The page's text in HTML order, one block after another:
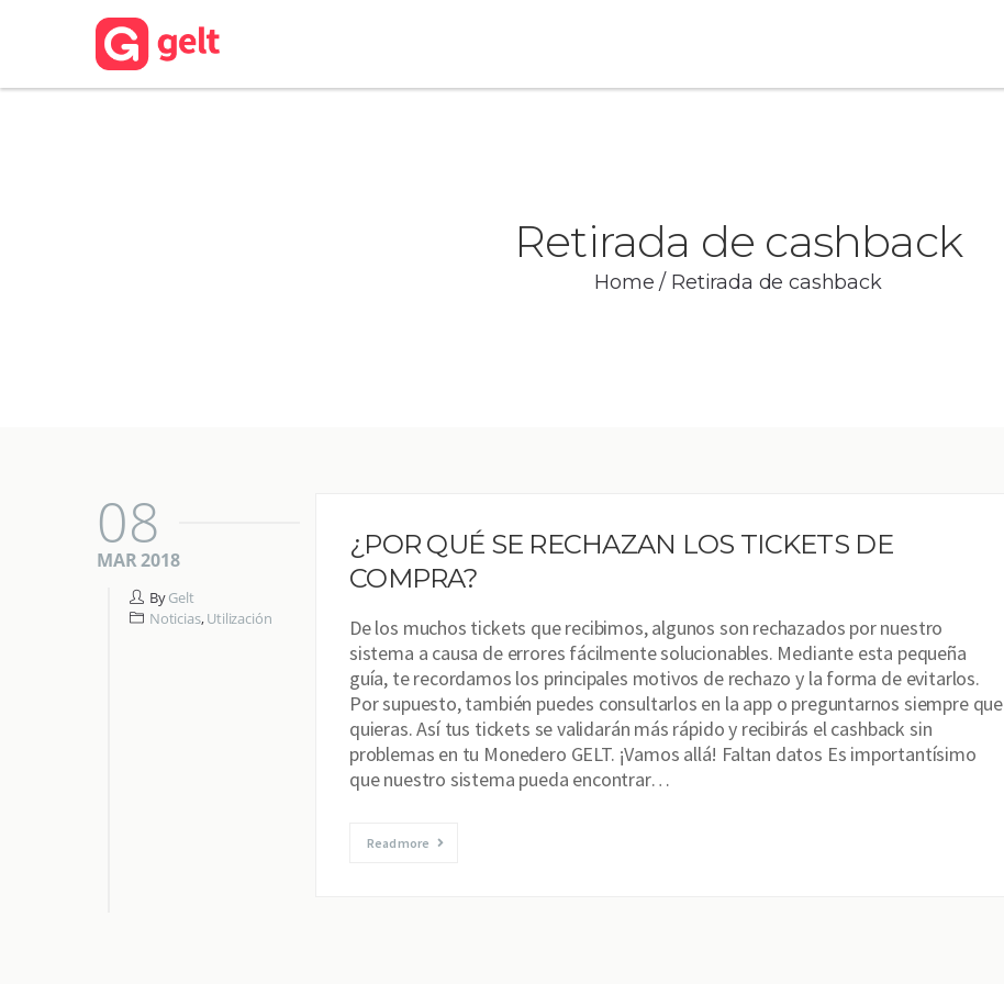
Retirada de cashback
Home / Retirada de cashback
¿POR QUÉ SE RECHAZAN LOS TICKETS DE
COMPRA?
De los muchos tickets que recibimos, algunos son rechazados por nuestro
sistema a causa de errores fácilmente solucionables. Mediante esta pequeña
guía, te recordamos los principales motivos de rechazo y la forma de evitarlos.
Por supuesto, también puedes consultarlos en la app o preguntarnos siempre que
quieras. Así tus tickets se validarán más rápido y recibirás el cashback sin
problemas en tu Monedero GELT. ¡Vamos allá! Faltan datos Es importantísimo
que nuestro sistema pueda encontrar…
Read more
08
MAR 2018
ByGelt
Noticias,Utilización